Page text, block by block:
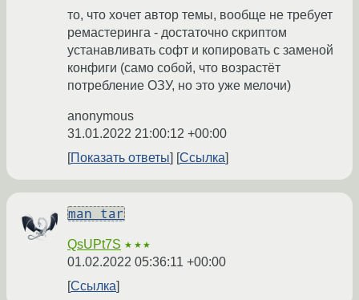
то, что хочет автор темы, вообще не требует
ремастеринга - достаточно скриптом
устанавливать софт и копировать с заменой
конфиги (само собой, что возрастёт
потребление ОЗУ, но это уже мелочи)
anonymous
31.01.2022 21:00:12 +00:00
Показать ответы
Ссылка
man tar
QsUPt7S ★★★
01.02.2022 05:36:11 +00:00
Ссылка